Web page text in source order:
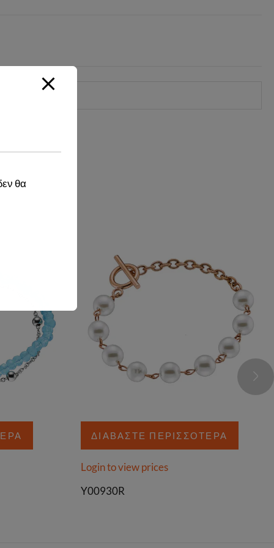
ΔΙΑΒΆΣΤΕ ΠΕΡΙΣΣΌΤΕΡΑ
Login to view prices
Y00930R
θα